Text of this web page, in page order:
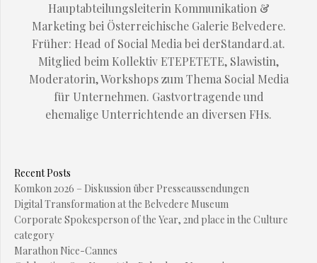
Hauptabteilungsleiterin Kommunikation &
Marketing bei Österreichische Galerie Belvedere.
Früher: Head of Social Media bei derStandard.at.
Mitglied beim Kollektiv ETEPETETE, Slawistin,
Moderatorin, Workshops zum Thema Social Media
für Unternehmen. Gastvortragende und
ehemalige Unterrichtende an diversen FHs.
Recent Posts
Komkon 2026 – Diskussion über Presseaussendungen
Digital Transformation at the Belvedere Museum
Corporate Spokesperson of the Year, 2nd place in the Culture
category
Marathon Nice-Cannes